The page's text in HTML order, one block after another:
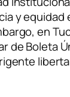
y equidad
en
de Boleta